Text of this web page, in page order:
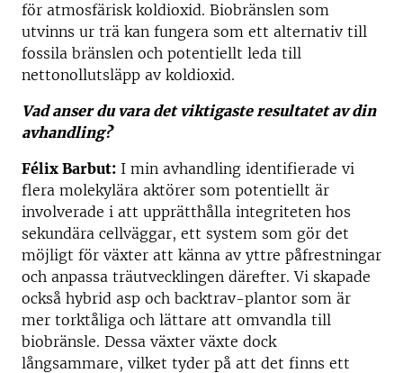
för atmosfärisk koldioxid. Biobränslen som
utvinns ur trä kan fungera som ett alternativ till
fossila bränslen och potentiellt leda till
nettonollutsläpp av koldioxid.
Vad anser du vara det viktigaste resultatet av din
avhandling?
Félix Barbut: I min avhandling identifierade vi
flera molekylära aktörer som potentiellt är
involverade i att upprätthålla integriteten hos
sekundära cellväggar, ett system som gör det
möjligt för växter att känna av yttre påfrestningar
och anpassa träutvecklingen därefter. Vi skapade
också hybrid asp och backtrav-plantor som är
mer torktåliga och lättare att omvandla till
biobränsle. Dessa växter växte dock
långsammare, vilket tyder på att det finns ett